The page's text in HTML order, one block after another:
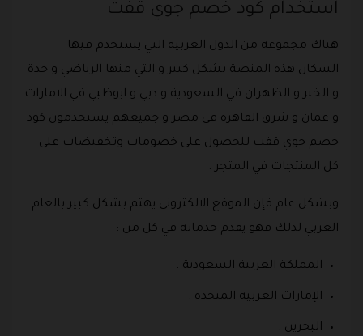
استخدام كود خصم جوي قفت
هناك مجموعة من الدول العربية التي يستخدم فيها
السكان هذه المنصة بشكل كبير و التي منها الرياضي و جدة
و الخبر و الظهران في السعودية و دبي و ابوظبي في الامارات
و عمان و شرق القاهرة في مصر و جميعهم يستخدمون كود
خصم جوي قفت للحصول على خصومات وتخفيضات على
كل المنتجات في المتجر .
وبشكل عام فإن الموقع الالكتروني يهتم بشكل كبير بالعام
العربي لذلك فهو يقدم خدماته في كل من :
المملكة العربية السعودية .
الإمارات العربية المتحدة .
البحرين .